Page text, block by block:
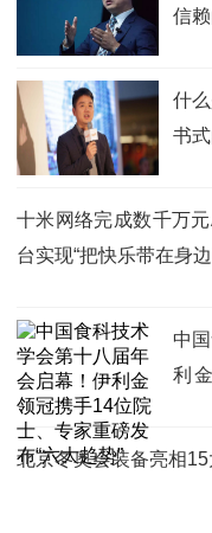
信
什
书
十米网络完成数千万
台实现“把快乐带在身
中
利
北京冬奥会装备亮相